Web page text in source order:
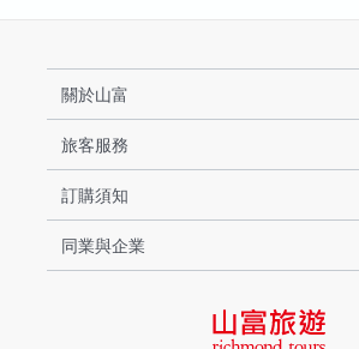
關於山富
旅客服務
訂購須知
同業與企業